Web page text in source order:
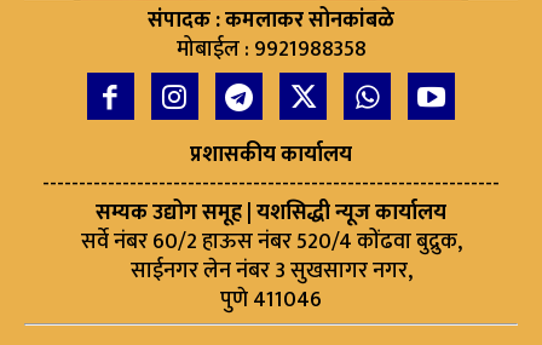
संपादक : कमलाकर सोनकांबळे
मोबाईल : 9921988358
प्रशासकीय कार्यालय
---------------------------------------------------------------
सम्यक उद्योग समूह | यशसिद्धी न्यूज कार्यालय
सर्वे नंबर 60/2 हाऊस नंबर 520/4 कोंढवा बुद्रुक,
साईनगर लेन नंबर 3 सुखसागर नगर,
पुणे 411046